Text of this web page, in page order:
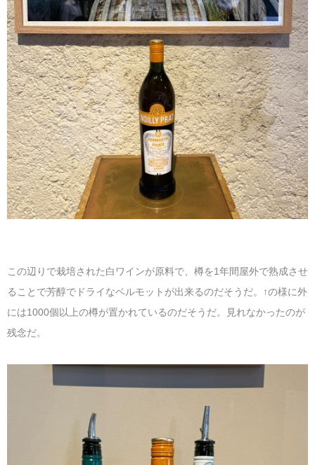
この辺りで栽培された白ワインが原料で、樽を1年間屋外で熟成させ
ることで芳醇でドライなベルモットが出来るのだそうだ。↑の様に外
には1000個以上の樽が置かれているのだそうだ。見れなかったのが
残念だ。